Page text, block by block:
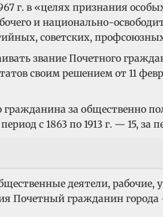
г. в «целях признания
и национально-
советских,
звание Почетного
своим решением от 11
гражданина за общественно
с 1863 по 1913 г. — 15, за
деятели, рабочие,
Почетный гражданин